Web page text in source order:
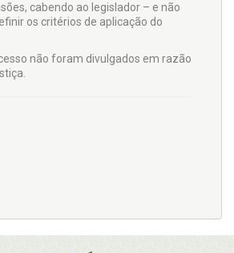
cabendo ao legislador – e não
os critérios de aplicação do
não foram divulgados em razão